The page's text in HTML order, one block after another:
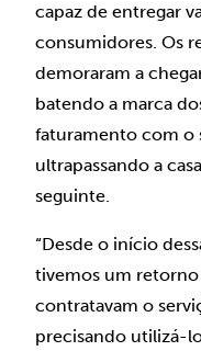
capaz de entregar
consumidores. Os
demoraram a
batendo a marca
faturamento com o
ultrapassando a
seguinte.
“Desde o início
tivemos um
contratavam o
precisando utilizá-